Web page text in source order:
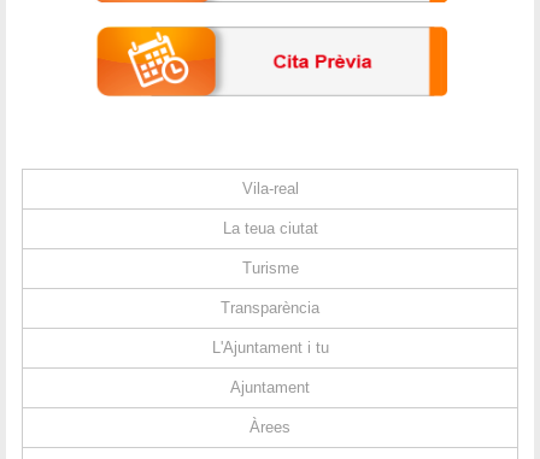
Vila-real
La teua ciutat
Turisme
Transparència
L'Ajuntament i tu
Ajuntament
Àrees